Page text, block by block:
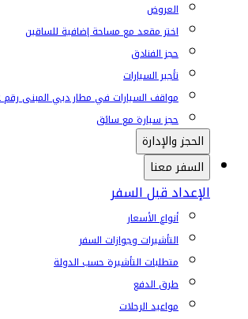
العروض
اختر مقعد مع مساحة إضافية للساقين
حجز الفنادق
تأجير السيارات
مواقف السيارات في مطار دبي المبنى رقم 2
حجز سيارة مع سائق
الحجز والإدارة
السفر معنا
الإعداد قبل السفر
أنواع الأسعار
التأشيرات وجوازات السفر
متطلبات التأشيرة حسب الدولة
طرق الدفع
مواعيد الرحلات